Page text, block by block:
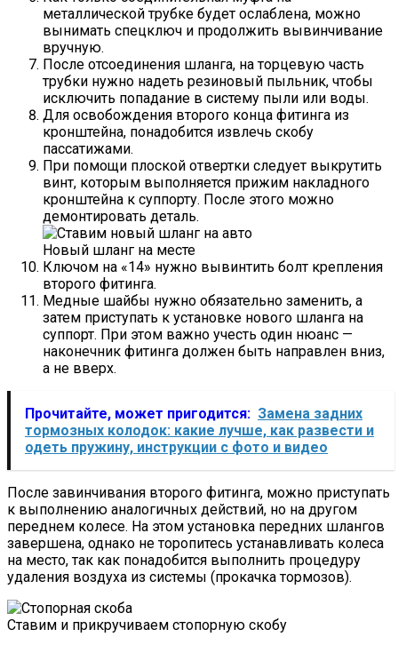
металлической трубке будет ослаблена, можно
вынимать спецключ и продолжить вывинчивание
вручную.
После отсоединения шланга, на торцевую часть
трубки нужно надеть резиновый пыльник, чтобы
исключить попадание в систему пыли или воды.
Для освобождения второго конца фитинга из
кронштейна, понадобится извлечь скобу
пассатижами.
При помощи плоской отвертки следует выкрутить
винт, которым выполняется прижим накладного
кронштейна к суппорту. После этого можно
демонтировать деталь.
Новый шланг на месте
Ключом на «14» нужно вывинтить болт крепления
второго фитинга.
Медные шайбы нужно обязательно заменить, а
затем приступать к установке нового шланга на
суппорт. При этом важно учесть один нюанс —
наконечник фитинга должен быть направлен вниз,
а не вверх.
Прочитайте, может пригодится: Замена задних
тормозных колодок: какие лучше, как развести и
одеть пружину, инструкции с фото и видео
После завинчивания второго фитинга, можно приступать
к выполнению аналогичных действий, но на другом
переднем колесе. На этом установка передних шлангов
завершена, однако не торопитесь устанавливать колеса
на место, так как понадобится выполнить процедуру
удаления воздуха из системы (прокачка тормозов).
Ставим и прикручиваем стопорную скобу